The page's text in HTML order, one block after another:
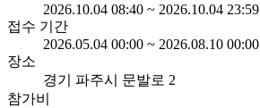
2026.10.04 08:40 ~ 2026.10.04 23:59
접수 기간
2026.05.04 00:00 ~ 2026.08.10 00:00
장소
경기 파주시 문발로 2
참가비